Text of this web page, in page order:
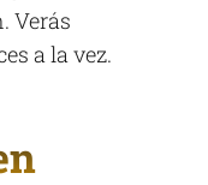
Verás
a la vez.